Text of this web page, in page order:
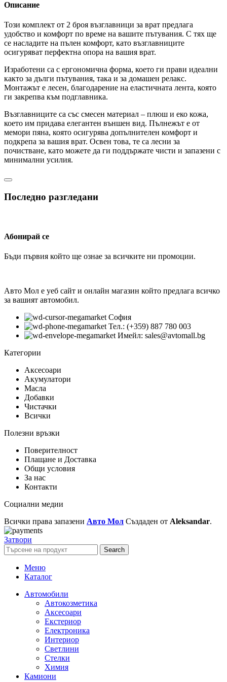
Описание
Този комплект от 2 броя възглавници за врат предлага
удобство и комфорт по време на вашите пътувания. С тях ще
се насладите на пълен комфорт, като възглавниците
осигуряват перфектна опора на вашия врат.
Изработени са с ергономична форма, което ги прави идеални
както за дълги пътувания, така и за домашен релакс.
Монтажът е лесен, благодарение на еластичната лента, която
ги закрепва към подглавника.
Възглавниците са със смесен материал – плюш и еко кожа,
което им придава елегантен външен вид. Пълнежът е от
мемори пяна, която осигурява допълнителен комфорт и
подкрепа за вашия врат. Освен това, те са лесни за
почистване, като можете да ги поддържате чисти и запазени с
минимални усилия.
Последно разгледани
Абонирай се
Бъди първия който ще ознае за всичките ни промоции.
Авто Мол е уеб сайт и онлайн магазин който предлага всичко
за вашият автомобил.
София
Тел.: (+359) 887 780 003
Имейл: sales@avtomall.bg
Категории
Аксесоари
Акумулатори
Масла
Добавки
Чистачки
Всички
Полезни връзки
Поверителност
Плащане и Доставка
Общи условия
За нас
Контакти
Социални медии
Всички права запазени Авто Мол Създаден от Aleksandar.
Затвори
Search
Меню
Каталог
Автомобили
Автокозметика
Аксесоари
Екстериор
Електроника
Интериор
Светлини
Стелки
Химия
Камиони